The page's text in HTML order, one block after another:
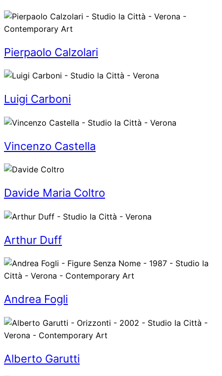
Pierpaolo Calzolari
Luigi Carboni
Vincenzo Castella
Davide Maria Coltro
Arthur Duff
Andrea Fogli
Alberto Garutti